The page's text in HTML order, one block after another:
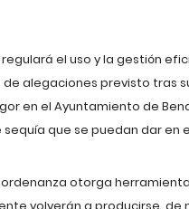
el uso y la gestión
alegaciones previsto tras
en el Ayuntamiento de
que se puedan dar en
otorga
volverán a producirse, de